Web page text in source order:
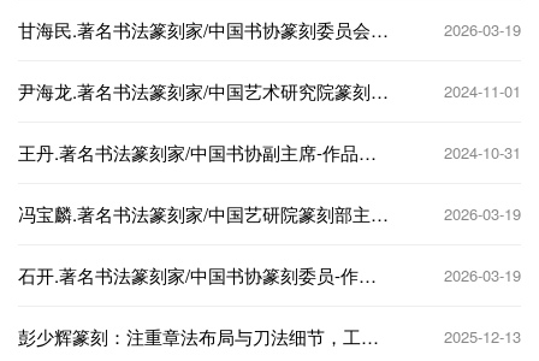
甘海民.著名书法篆刻家/中国书协篆刻委员会委
2026-03-19
尹海龙.著名书法篆刻家/中国艺术研究院篆刻院
2024-11-01
王丹.著名书法篆刻家/中国书协副主席-作品定
2024-10-31
冯宝麟.著名书法篆刻家/中国艺研院篆刻部主
2026-03-19
石开.著名书法篆刻家/中国书协篆刻委员-作品
2026-03-19
彭少辉篆刻：注重章法布局与刀法细节，工稳
2025-12-13